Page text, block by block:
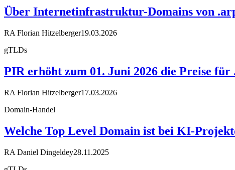
Über Internetinfrastruktur-Domains von
RA Florian Hitzelberger19.03.2026
gTLDs
PIR erhöht zum 01. Juni 2026 die Preise für
RA Florian Hitzelberger17.03.2026
Domain-Handel
Welche Top Level Domain ist bei KI-
RA Daniel Dingeldey28.11.2025